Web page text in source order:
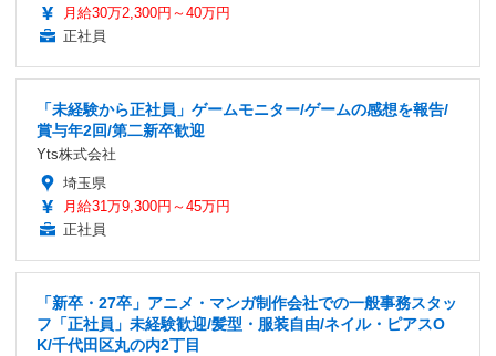
月給30万2,300円～40万円
正社員
「未経験から正社員」ゲームモニター/ゲームの感想を報告/
賞与年2回/第二新卒歓迎
Yts株式会社
埼玉県
月給31万9,300円～45万円
正社員
「新卒・27卒」アニメ・マンガ制作会社での一般事務スタッ
フ「正社員」未経験歓迎/髪型・服装自由/ネイル・ピアスO
K/千代田区丸の内2丁目